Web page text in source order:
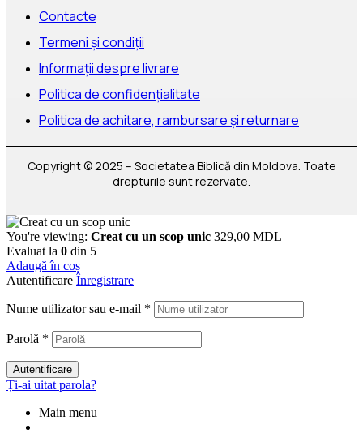
Contacte
Termeni și condiții
Informații despre livrare
Politica de confidențialitate
Politica de achitare, rambursare și returnare
Copyright © 2025 – Societatea Biblică din Moldova. Toate
drepturile sunt rezervate.
You're viewing: Creat cu un scop unic 329,00 MDL
Evaluat la 0 din 5
Adaugă în coș
Autentificare Înregistrare
Nume utilizator sau e-mail *
Parolă *
Autentificare
Ți-ai uitat parola?
Main menu